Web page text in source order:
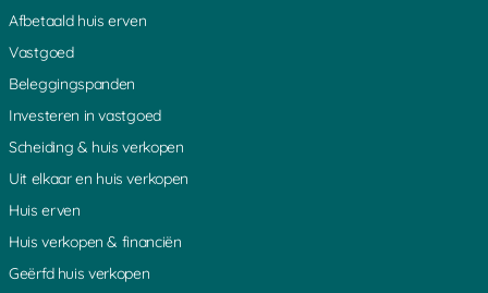
Afbetaald huis erven
Vastgoed
Beleggingspanden
Investeren in vastgoed
Scheiding & huis verkopen
Uit elkaar en huis verkopen
Huis erven
Huis verkopen & financiën
Geërfd huis verkopen